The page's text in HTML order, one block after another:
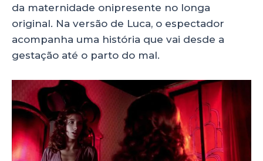
da maternidade onipresente no longa
original. Na versão de Luca, o espectador
acompanha uma história que vai desde a
gestação até o parto do mal.